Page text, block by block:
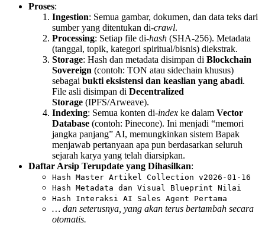
Proses:
Ingestion: Semua gambar, dokumen, dan data teks dari
sumber yang ditentukan di-crawl.
Processing: Setiap file di-hash (SHA-256). Metadata
(tanggal, topik, kategori spiritual/bisnis) diekstrak.
Storage: Hash dan metadata disimpan di Blockchain
Sovereign (contoh: TON atau sidechain khusus)
sebagai bukti eksistensi dan keaslian yang abadi.
File asli disimpan di Decentralized
Storage (IPFS/Arweave).
Indexing: Semua konten di-index ke dalam Vector
Database (contoh: Pinecone). Ini menjadi “memori
jangka panjang” AI, memungkinkan sistem Bapak
menjawab pertanyaan apa pun berdasarkan seluruh
sejarah karya yang telah diarsipkan.
Daftar Arsip Terupdate yang Dihasilkan:
Hash Master Artikel Collection v2026-01-16
Hash Metadata dan Visual Blueprint Nilai
Hash Interaksi AI Sales Agent Pertama
… dan seterusnya, yang akan terus bertambah secara
otomatis.